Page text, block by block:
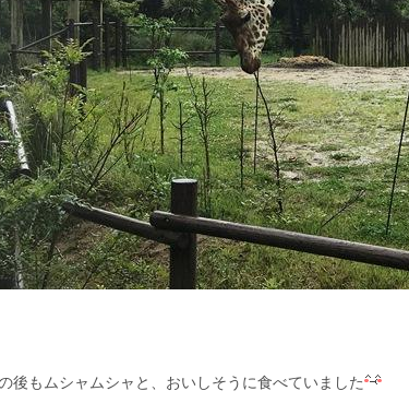
後もムシャムシャと、おいしそうに食べていました